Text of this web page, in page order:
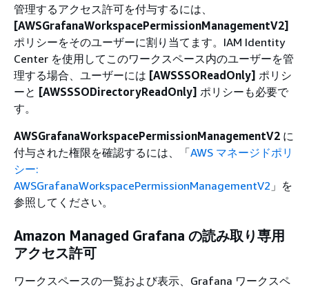
管理するアクセス許可を付与するには、
[AWSGrafanaWorkspacePermissionManagementV2]
ポリシーをそのユーザーに割り当てます。IAM Identity
Center を使用してこのワークスペース内のユーザーを管
理する場合、ユーザーには [AWSSSOReadOnly] ポリシ
ーと [AWSSSODirectoryReadOnly] ポリシーも必要で
す。
AWSGrafanaWorkspacePermissionManagementV2 に
付与された権限を確認するには、「AWS マネージドポリ
シー:
AWSGrafanaWorkspacePermissionManagementV2 」を
参照してください。
Amazon Managed Grafana の読み取り専用
アクセス許可
ワークスペースの一覧および表示、Grafana ワークスペ